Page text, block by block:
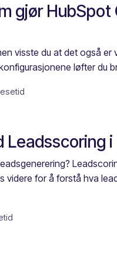
gjør HubSpot
visste du at det også er
løfter du
Leadsscoring
videre for å forstå hva